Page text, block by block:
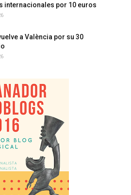
internacionales por 10 euros
a València por su 30